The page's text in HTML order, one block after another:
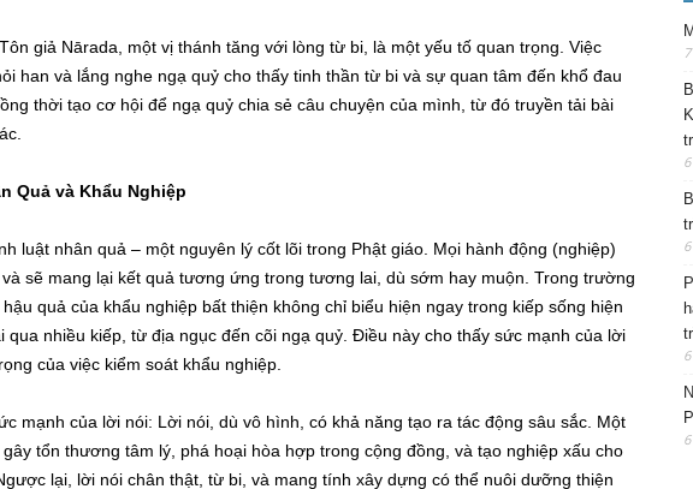
giả Nārada, một vị thánh tăng với lòng từ bi, là một yếu tố quan trọng. Việc
han và lắng nghe ngạ quỷ cho thấy tinh thần từ bi và sự quan tâm đến khổ đau
thời tạo cơ hội để ngạ quỷ chia sẻ câu chuyện của mình, từ đó truyền tải bài
Quả và Khẩu Nghiệp
luật nhân quả – một nguyên lý cốt lõi trong Phật giáo. Mọi hành động (nghiệp)
sẽ mang lại kết quả tương ứng trong tương lai, dù sớm hay muộn. Trong trường
quả của khẩu nghiệp bất thiện không chỉ biểu hiện ngay trong kiếp sống hiện
qua nhiều kiếp, từ địa ngục đến cõi ngạ quỷ. Điều này cho thấy sức mạnh của lời
của việc kiểm soát khẩu nghiệp.
mạnh của lời nói: Lời nói, dù vô hình, có khả năng tạo ra tác động sâu sắc. Một
tổn thương tâm lý, phá hoại hòa hợp trong cộng đồng, và tạo nghiệp xấu cho
lại, lời nói chân thật, từ bi, và mang tính xây dựng có thể nuôi dưỡng thiện